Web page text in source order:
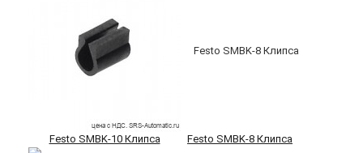
Festo SMBK-10 Клипса Festo SMBK-8 Клипса